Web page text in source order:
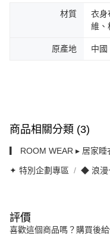
材質
衣
維、
原產地 中國
商品相關分類 (3)
▎ ROOM WEAR ▸ 居家睡
✦ 特別企劃專區 ◆ 浪漫
評價
喜歡這個商品嗎？購買後